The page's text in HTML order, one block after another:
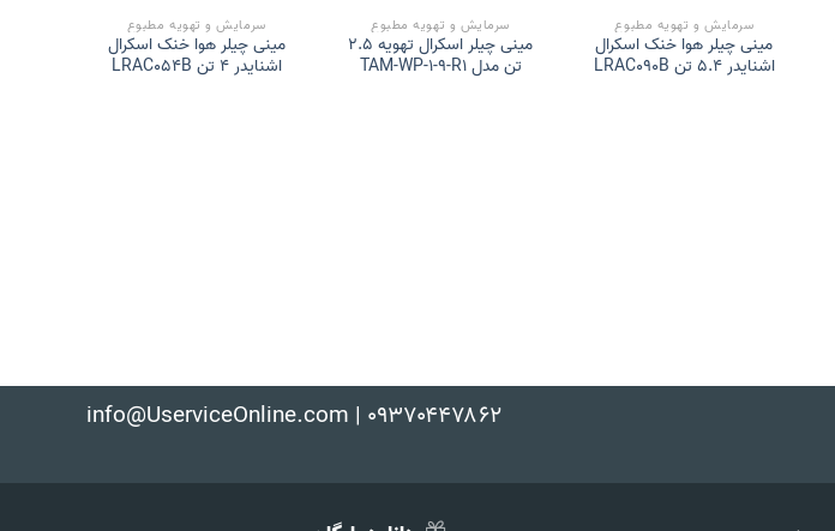
سرمایش و تهویه مطبوع
مینی چیلر هوا خنک اسکرال
اشنایدر 5.4 تن LRAC090B
سرمایش و تهویه مطبوع
مینی چیلر اسکرال تهویه 2.5
تن مدل TAM-WP-1-9-R1
سرمایش و تهویه مطبوع
مینی چیلر هوا خنک اسکرال
اشنایدر 4 تن LRAC054B
info@UserviceOnline.com | ۰۹۳۷۰۴۴۷۸۶۲